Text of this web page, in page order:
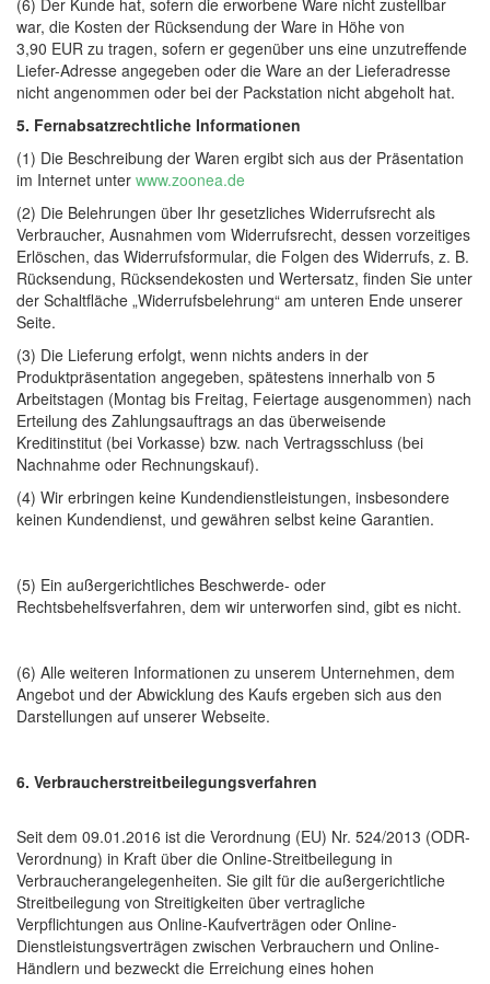
war, die Kosten der Rücksendung der Ware in Höhe von
3,90 EUR zu tragen, sofern er gegenüber uns eine unzutreffende
Liefer-Adresse angegeben oder die Ware an der Lieferadresse
nicht angenommen oder bei der Packstation nicht abgeholt hat.
5. Fernabsatzrechtliche Informationen
(1) Die Beschreibung der Waren ergibt sich aus der Präsentation
im Internet unter www.zoonea.de
(2) Die Belehrungen über Ihr gesetzliches Widerrufsrecht als
Verbraucher, Ausnahmen vom Widerrufsrecht, dessen vorzeitiges
Erlöschen, das Widerrufsformular, die Folgen des Widerrufs, z. B.
Rücksendung, Rücksendekosten und Wertersatz, finden Sie unter
der Schaltfläche „Widerrufsbelehrung“ am unteren Ende unserer
Seite.
(3) Die Lieferung erfolgt, wenn nichts anders in der
Produktpräsentation angegeben, spätestens innerhalb von 5
Arbeitstagen (Montag bis Freitag, Feiertage ausgenommen) nach
Erteilung des Zahlungsauftrags an das überweisende
Kreditinstitut (bei Vorkasse) bzw. nach Vertragsschluss (bei
Nachnahme oder Rechnungskauf).
(4) Wir erbringen keine Kundendienstleistungen, insbesondere
keinen Kundendienst, und gewähren selbst keine Garantien.
(5) Ein außergerichtliches Beschwerde- oder
Rechtsbehelfsverfahren, dem wir unterworfen sind, gibt es nicht.
(6) Alle weiteren Informationen zu unserem Unternehmen, dem
Angebot und der Abwicklung des Kaufs ergeben sich aus den
Darstellungen auf unserer Webseite.
6. Verbraucherstreitbeilegungsverfahren
Seit dem 09.01.2016 ist die Verordnung (EU) Nr. 524/2013 (ODR-
Verordnung) in Kraft über die Online-Streitbeilegung in
Verbraucherangelegenheiten. Sie gilt für die außergerichtliche
Streitbeilegung von Streitigkeiten über vertragliche
Verpflichtungen aus Online-Kaufverträgen oder Online-
Dienstleistungsverträgen zwischen Verbrauchern und Online-
Händlern und bezweckt die Erreichung eines hohen